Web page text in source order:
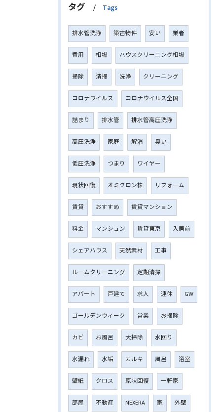
タグ Tags
排水管洗浄 築古物件 安い 業者
費用 相場 ハウスクリーニング相場
掃除 清掃 洗浄 クリーニング
コロナウイルス コロナウイルス全国
詰まり 排水管 排水管高圧洗浄
高圧洗浄 家庭 解消 臭い
低圧洗浄 つまり ワイヤー
現状回復 オミクロン株 リフォーム
賃貸 おすすめ 賃貸マンション
料金 マンション 賃貸東京 入居前
シェアハウス 天然素材 工事
ルームクリーニング 定期清掃
アパート 戸建て 求人 連休 GW
ゴールデンウィーク 営業 お掃除
カビ お風呂 大掃除 水回り
水漏れ 水垢 カルキ 風呂 浴室
壁紙 クロス 原状回復 一軒家
部屋 不動産 NEXERA 家 外壁